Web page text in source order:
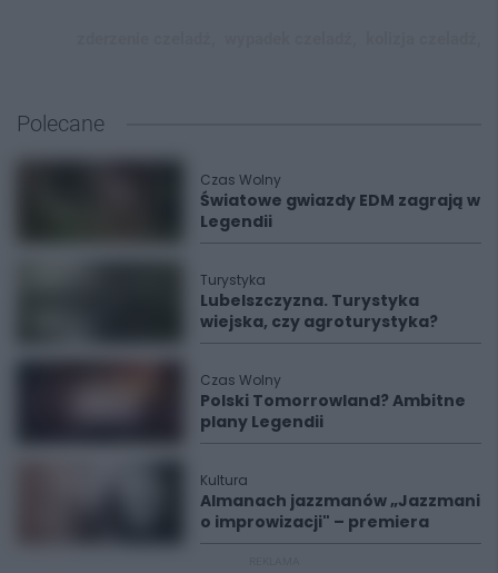
Polecane
Czas Wolny
Światowe gwiazdy EDM zagrają w
Legendii
Turystyka
Lubelszczyzna. Turystyka
wiejska, czy agroturystyka?
Czas Wolny
Polski Tomorrowland? Ambitne
plany Legendii
Kultura
Almanach jazzmanów „Jazzmani
o improwizacji" – premiera